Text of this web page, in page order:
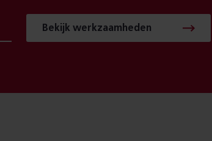
Bekijk werkzaamheden